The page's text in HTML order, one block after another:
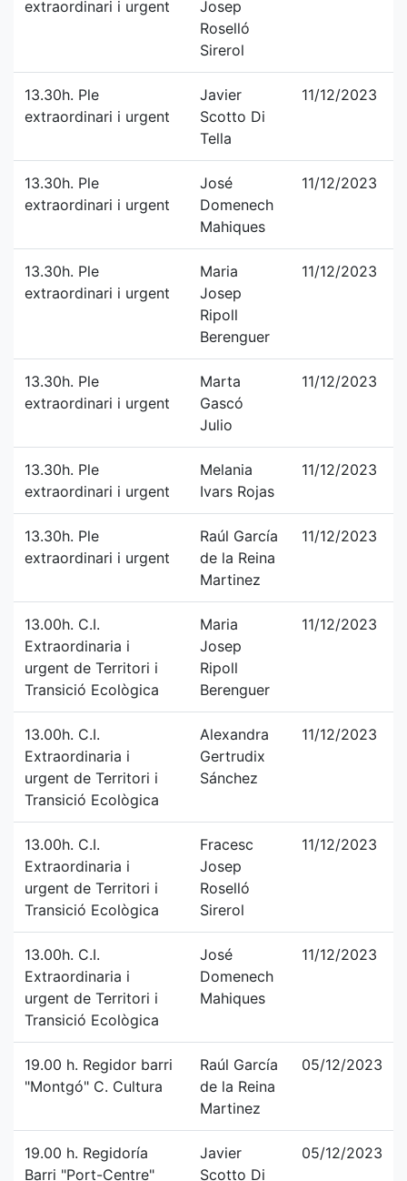
extraordinari i urgent
Josep
Roselló
Sirerol
13.30h. Ple
extraordinari i urgent
Javier
Scotto Di
Tella
11/12/2023
13.30h. Ple
extraordinari i urgent
José
Domenech
Mahiques
11/12/2023
13.30h. Ple
extraordinari i urgent
Maria
Josep
Ripoll
Berenguer
11/12/2023
13.30h. Ple
extraordinari i urgent
Marta
Gascó
Julio
11/12/2023
13.30h. Ple
extraordinari i urgent
Melania
Ivars Rojas
11/12/2023
13.30h. Ple
extraordinari i urgent
Raúl García
de la Reina
Martinez
11/12/2023
13.00h. C.I.
Extraordinaria i
urgent de Territori i
Transició Ecològica
Maria
Josep
Ripoll
Berenguer
11/12/2023
13.00h. C.I.
Extraordinaria i
urgent de Territori i
Transició Ecològica
Alexandra
Gertrudix
Sánchez
11/12/2023
13.00h. C.I.
Extraordinaria i
urgent de Territori i
Transició Ecològica
Fracesc
Josep
Roselló
Sirerol
11/12/2023
13.00h. C.I.
Extraordinaria i
urgent de Territori i
Transició Ecològica
José
Domenech
Mahiques
11/12/2023
19.00 h. Regidor barri
"Montgó" C. Cultura
Raúl García
de la Reina
Martinez
05/12/2023
19.00 h. Regidoría
Barri "Port-Centre"
Javier
Scotto Di
05/12/2023